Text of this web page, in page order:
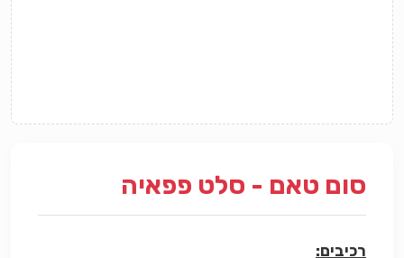
סום טאם - סלט פפאיה
רכיבים: